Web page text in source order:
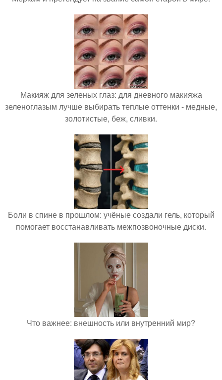
Макияж для зеленых глаз: для дневного макияжа
зеленоглазым лучше выбирать теплые оттенки - медные,
золотистые, беж, сливки.
Боли в спине в прошлом: учёные создали гель, который
помогает восстанавливать межпозвоночные диски.
Что важнее: внешность или внутренний мир?